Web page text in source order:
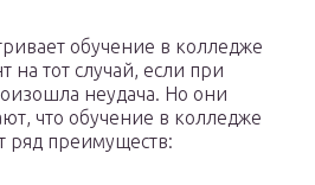
обучение в колледже
на тот случай, если при
неудача. Но они
что обучение в колледже
ряд преимуществ: